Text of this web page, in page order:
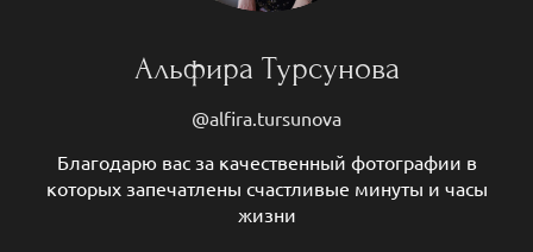
Альфира Турсунова
@alfira.tursunova
Благодарю вас за качественный фотографии в
которых запечатлены счастливые минуты и часы
жизни